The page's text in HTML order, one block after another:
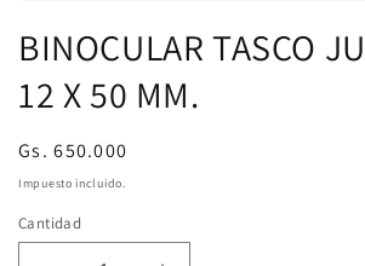
multimedia
1
en
una
BINOCULAR TASCO
12 X 50 MM.
Precio
habitual
Gs. 650.000
Impuesto incluido.
Cantidad